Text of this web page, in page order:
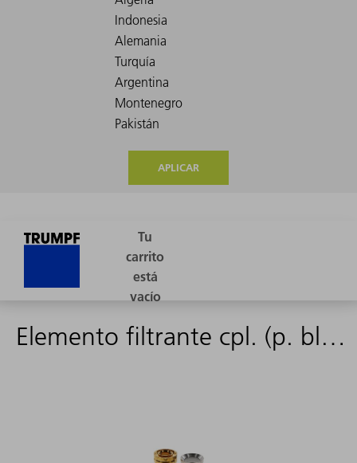
APLICAR
Elemento filtrante cpl. (p. bloque regulador de gas)